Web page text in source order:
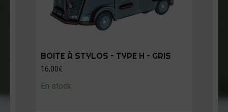
BOITE À STYLOS – TYPE H – GRIS
16,00€
En stock